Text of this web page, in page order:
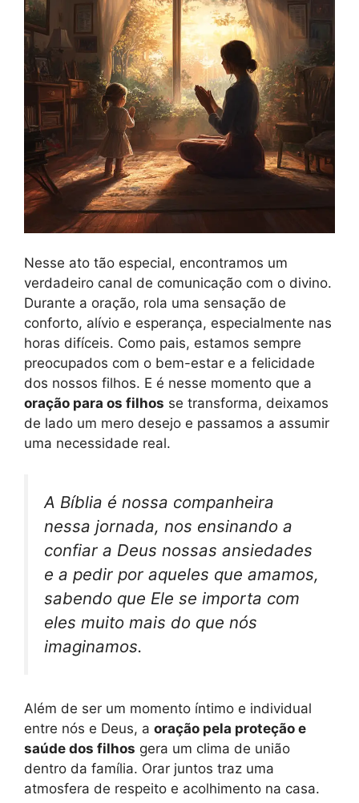
Nesse ato tão especial, encontramos um
verdadeiro canal de comunicação com o divino.
Durante a oração, rola uma sensação de
conforto, alívio e esperança, especialmente nas
horas difíceis. Como pais, estamos sempre
preocupados com o bem-estar e a felicidade
dos nossos filhos. E é nesse momento que a
oração para os filhos se transforma, deixamos
de lado um mero desejo e passamos a assumir
uma necessidade real.
A Bíblia é nossa companheira
nessa jornada, nos ensinando a
confiar a Deus nossas ansiedades
e a pedir por aqueles que amamos,
sabendo que Ele se importa com
eles muito mais do que nós
imaginamos.
Além de ser um momento íntimo e individual
entre nós e Deus, a oração pela proteção e
saúde dos filhos gera um clima de união
dentro da família. Orar juntos traz uma
atmosfera de respeito e acolhimento na casa.